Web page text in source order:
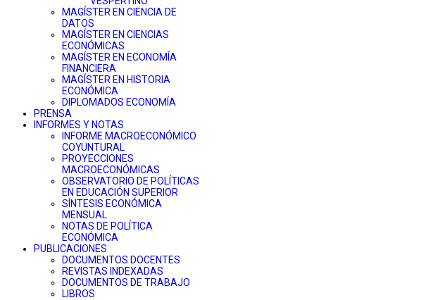
MAGÍSTER EN CIENCIA DE
DATOS
MAGÍSTER EN CIENCIAS
ECONÓMICAS
MAGÍSTER EN ECONOMÍA
FINANCIERA
MAGÍSTER EN HISTORIA
ECONÓMICA
DIPLOMADOS ECONOMÍA
PRENSA
INFORMES Y NOTAS
INFORME MACROECONÓMICO
COYUNTURAL
PROYECCIONES
MACROECONÓMICAS
OBSERVATORIO DE POLÍTICAS
EN EDUCACIÓN SUPERIOR
SÍNTESIS ECONÓMICA
MENSUAL
NOTAS DE POLÍTICA
ECONÓMICA
PUBLICACIONES
DOCUMENTOS DOCENTES
REVISTAS INDEXADAS
DOCUMENTOS DE TRABAJO
LIBROS